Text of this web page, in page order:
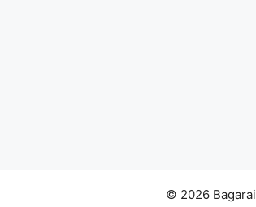
© 2026 Bagarai